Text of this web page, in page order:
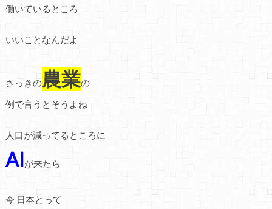
働いているところ
いいことなんだよ
さっきの農業の
例で言うとそうよね
人口が減ってるところに
AIが来たら
今 日本とって